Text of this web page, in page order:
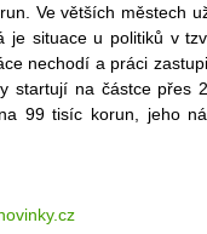
Ve větších městech
je situace u politiků v
nechodí a práci
startují na částce přes
99 tisíc korun, jeho